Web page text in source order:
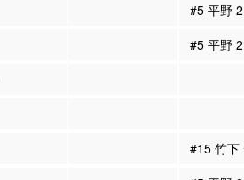
#5 平野
#5 平野
#15 竹下